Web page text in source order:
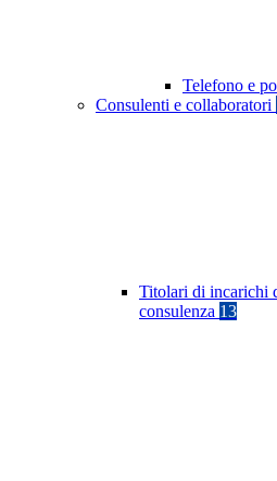
Telefono e
Consulenti e collaboratori
Titolari di incarichi
consulenza 13